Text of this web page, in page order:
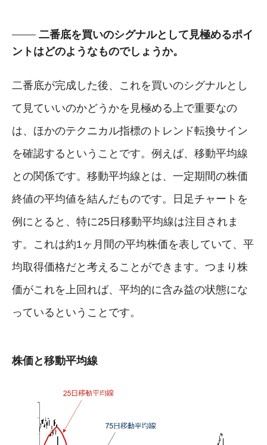
二番底を買いのシグナルとして見極めるポイ
ントはどのようなものでしょうか。
二番底が完成した後、これを買いのシグナルとし
て見ていいのかどうかを見極める上で重要なの
は、ほかのテクニカル指標のトレンド転換サイン
を確認するということです。例えば、移動平均線
との関係です。移動平均線とは、一定期間の株価
終値の平均値を結んだものです。日足チャートを
例にとると、特に25日移動平均線は注目されま
す。これは約1ヶ月間の平均株価を表していて、平
均取得価格だと考えることができます。つまり株
価がこれを上回れば、平均的に含み益の状態にな
っているということです。
株価と移動平均線